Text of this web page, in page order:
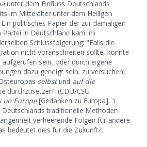
unter dem Einfluss Deutschlands
im Mittelalter unter dem Heiligen
politisches Papier der zur damaligen
Partei in Deutschland kam im
Schlussfolgerung: "Falls die
nicht voranschreiten sollte, könnte
sein, oder durch eigene
dazu geneigt sein, zu versuchen,
selbstund auf die
durchzusetzen" (CDU/CSU
on Europe[Gedanken zu Europa], 1.
Deutschlands traditionelle Methoden
verheerende Folgen für andere
bedeutet dies für die Zukunft?